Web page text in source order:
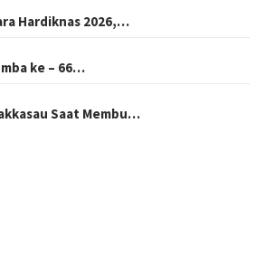
Hardiknas 2026,…
ke – 66…
Saat Membu…